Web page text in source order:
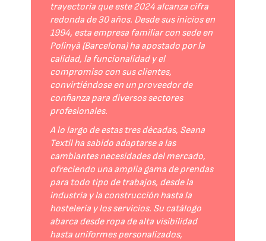
trayectoria que este 2024 alcanza cifra
redonda de 30 años. Desde sus inicios en
1994, esta empresa familiar con sede en
Polinyà (Barcelona) ha apostado por la
calidad, la funcionalidad y el
compromiso con sus clientes,
convirtiéndose en un proveedor de
confianza para diversos sectores
profesionales.
A lo largo de estas tres décadas, Seana
Textil ha sabido adaptarse a las
cambiantes necesidades del mercado,
ofreciendo una amplia gama de prendas
para todo tipo de trabajos, desde la
industria y la construcción hasta la
hostelería y los servicios. Su catálogo
abarca desde ropa de alta visibilidad
hasta uniformes personalizados,